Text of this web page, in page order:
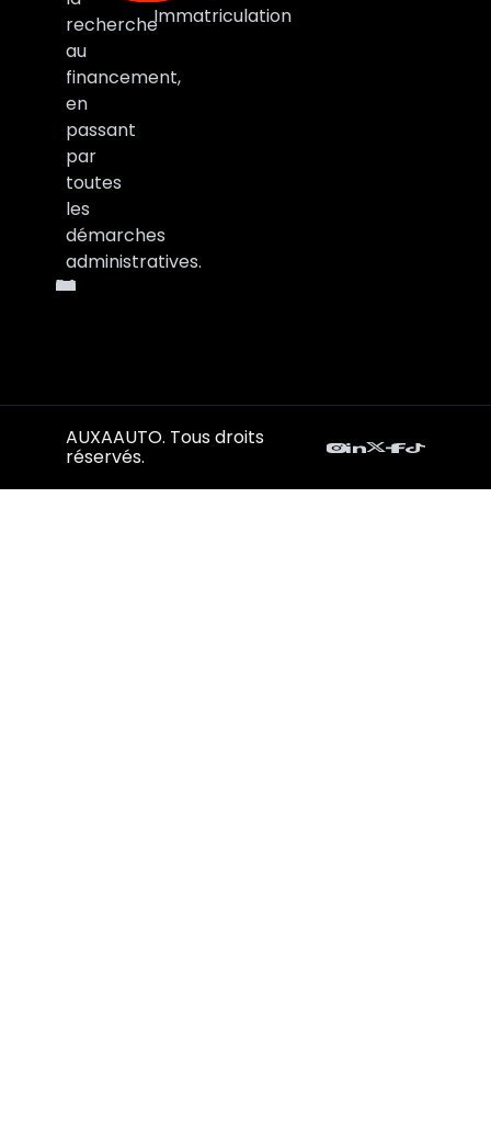
recherche
au
financement,
en
passant
par
toutes
les
démarches
administratives.
Immatriculation
AUXAAUTO. Tous droits
réservés.